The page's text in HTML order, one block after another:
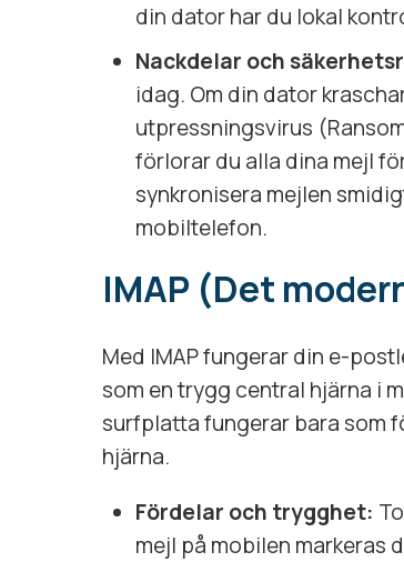
din dator har du lokal
Nackdelar och
idag. Om din dator
utpressningsvirus
förlorar du alla dina mejl
synkronisera mejlen
mobiltelefon.
IMAP (Det
Med IMAP fungerar din e-
som en trygg central hjärna i
surfplatta fungerar bara som
hjärna.
Fördelar och trygghet:
mejl på mobilen markeras